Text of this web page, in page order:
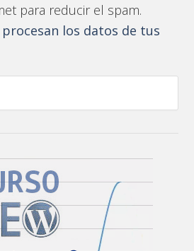
para reducir el spam.
los datos de tus